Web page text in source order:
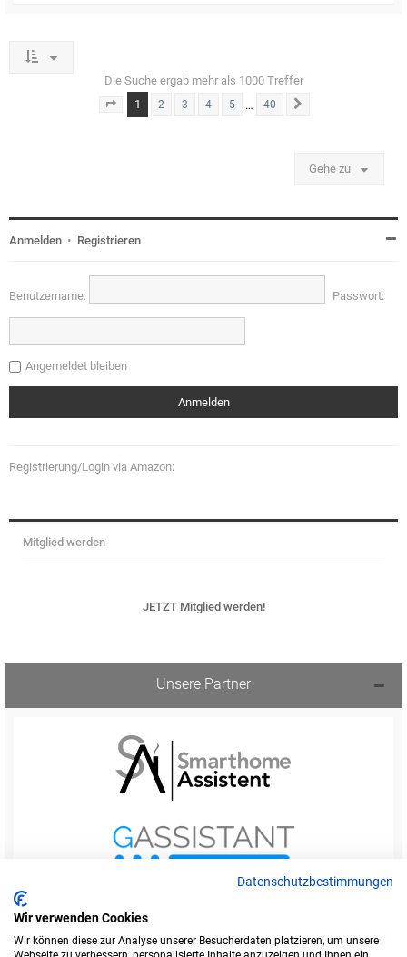
Die Suche ergab mehr als 1000 Treffer
Seite von 40
1 2 3 4 5 … 40
Gehe zu
Anmelden • Registrieren
Benutzername: Passwort:
Angemeldet bleiben
Registrierung/Login via Amazon:
Mitglied werden
JETZT Mitglied werden!
Unsere Partner
Datenschutzbestimmungen
Wir verwenden Cookies
Wir können diese zur Analyse unserer Besucherdaten platzieren, um unsere